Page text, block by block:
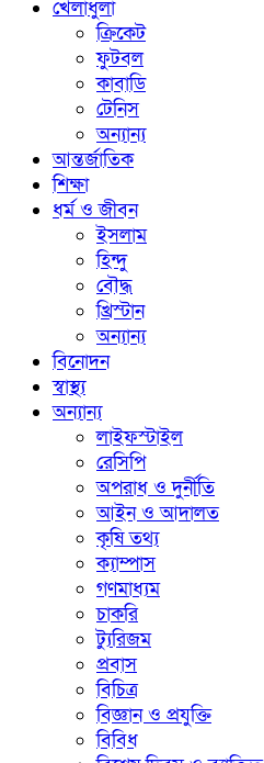
খেলাধুলা
ক্রিকেট
ফুটবল
কাবাডি
টেনিস
অন্যান্য
আন্তর্জাতিক
শিক্ষা
ধর্ম ও জীবন
ইসলাম
হিন্দু
বৌদ্ধ
খ্রিস্টান
অন্যান্য
বিনোদন
স্বাস্থ্য
অন্যান্য
লাইফস্টাইল
রেসিপি
অপরাধ ও দুর্নীতি
আইন ও আদালত
কৃষি তথ্য
ক্যাম্পাস
গণমাধ্যম
চাকরি
ট্যুরিজম
প্রবাস
বিচিত্র
বিজ্ঞান ও প্রযুক্তি
বিবিধ